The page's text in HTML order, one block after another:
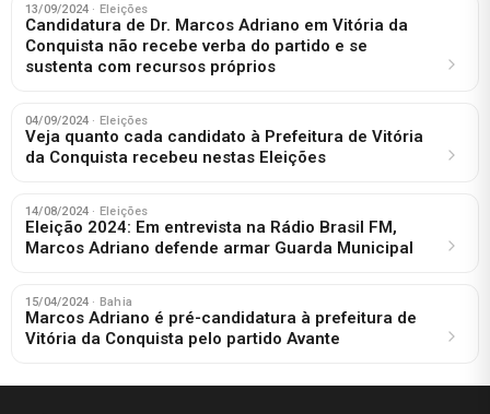
13/09/2024 · Eleições
Candidatura de Dr. Marcos Adriano em Vitória da
Conquista não recebe verba do partido e se
sustenta com recursos próprios
04/09/2024 · Eleições
Veja quanto cada candidato à Prefeitura de Vitória
da Conquista recebeu nestas Eleições
14/08/2024 · Eleições
Eleição 2024: Em entrevista na Rádio Brasil FM,
Marcos Adriano defende armar Guarda Municipal
15/04/2024 · Bahia
Marcos Adriano é pré-candidatura à prefeitura de
Vitória da Conquista pelo partido Avante